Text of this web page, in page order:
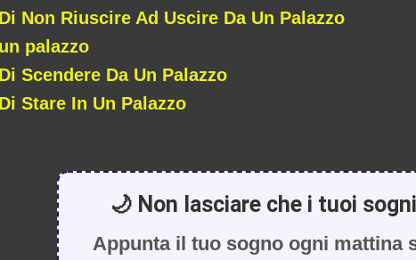
Non Riuscire Ad Uscire Da Un Palazzo
palazzo
Scendere Da Un Palazzo
Stare In Un Palazzo
🌙 Non lasciare che i tuoi
Appunta il tuo sogno ogni mattina